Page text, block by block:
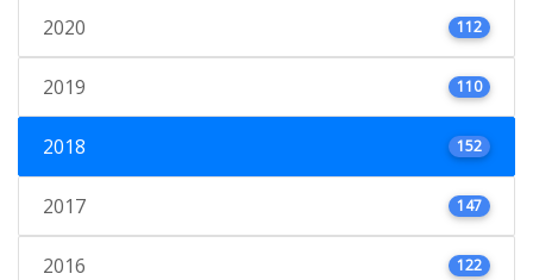
2020 112
2019 110
2018 152
2017 147
2016 122